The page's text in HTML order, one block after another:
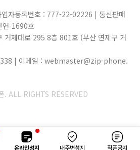
자등록번호 : 777-22-02226 | 통신판매
연-1690호
거제대로 295 8층 801호 (부산 연제구 거
| 이메일 : webmaster@zip-phone.
ALL RIGHTS RESERVED
온라인성지 내주변성지 직폰공지